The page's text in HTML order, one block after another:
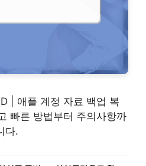
| 애플 계정 자료 백업 복
빠른 방법부터 주의사항까
다.